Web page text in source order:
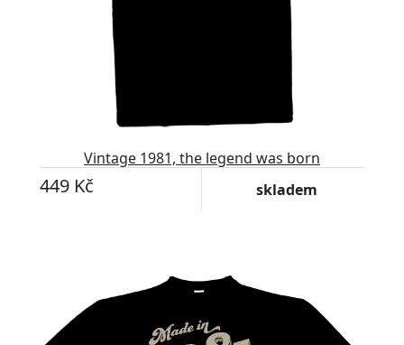
Vintage 1981, the legend was born
449 Kč skladem